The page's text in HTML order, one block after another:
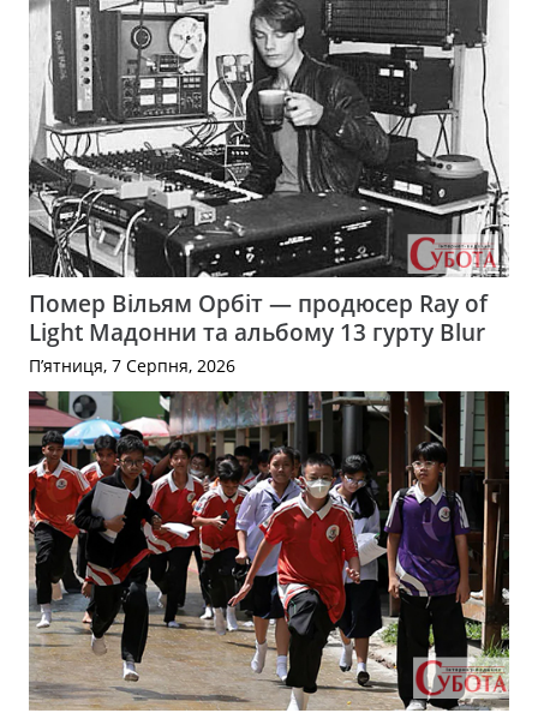
Помер Вільям Орбіт — продюсер Ray of
Light Мадонни та альбому 13 гурту Blur
П’ятниця, 7 Серпня, 2026